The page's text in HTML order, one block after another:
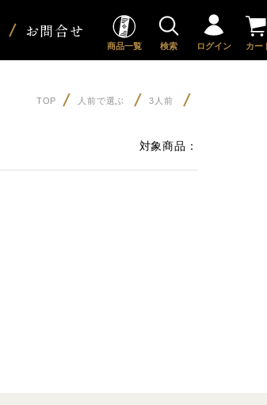
お問合せ
商品一覧 検索 ログイン カー
TOP 人前で選ぶ 3人前
対象商品：